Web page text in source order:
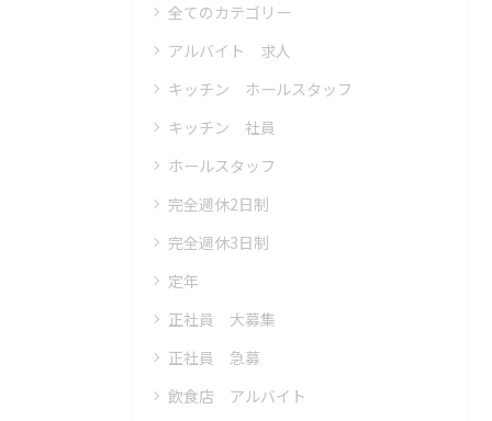
全てのカテゴリー
アルバイト 求人
キッチン ホールスタッフ
キッチン 社員
ホールスタッフ
完全週休2日制
完全週休3日制
定年
正社員 大募集
正社員 急募
飲食店 アルバイト